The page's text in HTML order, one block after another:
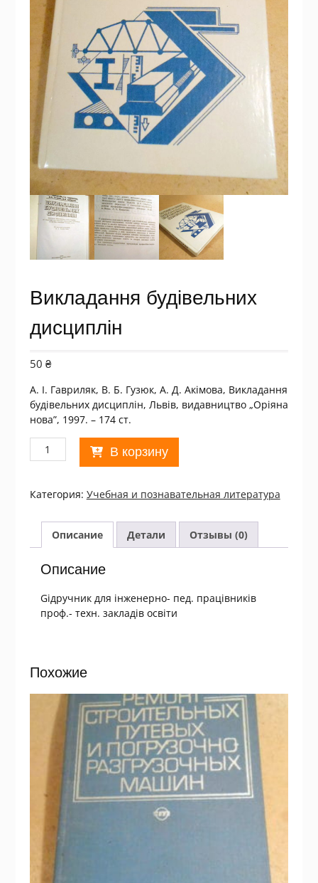
Викладання будівельних
дисциплін
50 ₴
А. І. Гавриляк, В. Б. Гузюк, А. Д. Акімова, Викладання
будівельних дисциплін, Львів, видавництво „Оріяна
нова”, 1997. – 174 ст.
Количество
товара
будівельних
дисциплін
В корзину
Категория: Учебная и познавательная литература
Описание Детали Отзывы (0)
Описание
Gідручник для інженерно- пед. працівників
проф.- техн. закладів освіти
Похожие